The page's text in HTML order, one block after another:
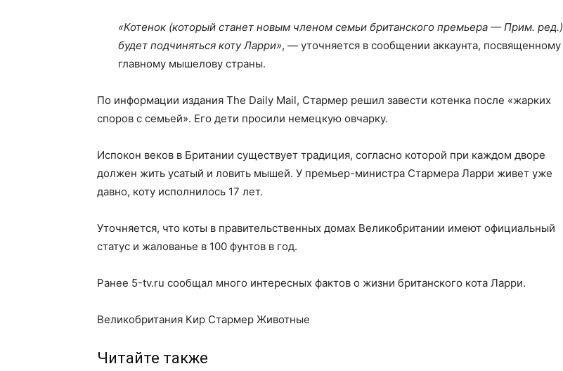
«Котенок (который станет новым членом семьи британского премьера — Прим. ред.)
будет подчиняться коту Ларри», — уточняется в сообщении аккаунта, посвященному
главному мышелову страны.
По информации издания The Daily Mail, Стармер решил завести котенка после «жарких
споров с семьей». Его дети просили немецкую овчарку.
Испокон веков в Британии существует традиция, согласно которой при каждом дворе
должен жить усатый и ловить мышей. У премьер-министра Стармера Ларри живет уже
давно, коту исполнилось 17 лет.
Уточняется, что коты в правительственных домах Великобритании имеют официальный
статус и жалованье в 100 фунтов в год.
Ранее 5-tv.ru сообщал много интересных фактов о жизни британского кота Ларри.
Великобритания Кир Стармер Животные
Читайте также